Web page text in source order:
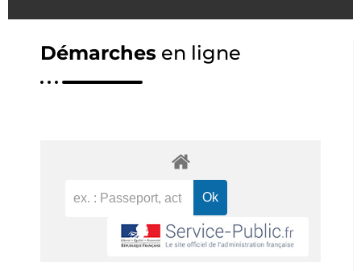
Démarches en ligne